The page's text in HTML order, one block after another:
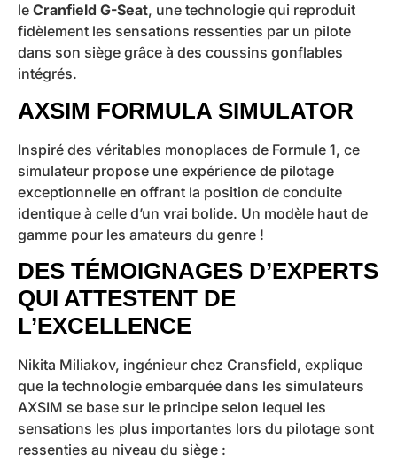
le Cranfield G-Seat, une technologie qui reproduit
fidèlement les sensations ressenties par un pilote
dans son siège grâce à des coussins gonflables
intégrés.
AXSIM FORMULA SIMULATOR
Inspiré des véritables monoplaces de Formule 1, ce
simulateur propose une expérience de pilotage
exceptionnelle en offrant la position de conduite
identique à celle d’un vrai bolide. Un modèle haut de
gamme pour les amateurs du genre !
DES TÉMOIGNAGES D’EXPERTS
QUI ATTESTENT DE
L’EXCELLENCE
Nikita Miliakov, ingénieur chez Cransfield, explique
que la technologie embarquée dans les simulateurs
AXSIM se base sur le principe selon lequel les
sensations les plus importantes lors du pilotage sont
ressenties au niveau du siège :